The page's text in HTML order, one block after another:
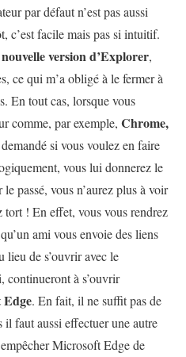
par défaut n’est pas aussi
c’est facile mais pas si intuitif.
version d’Explorer,
ce qui m’a obligé à le fermer à
En tout cas, lorsque vous
comme, par exemple, Chrome,
si vous voulez en faire
vous lui donnerez le
passé, vous n’aurez plus à voir
tort ! En effet, vous vous rendrez
ami vous envoie des liens
lieu de s’ouvrir avec le
continueront à s’ouvrir
. En fait, il ne suffit pas de
faut aussi effectuer une autre
Microsoft Edge de